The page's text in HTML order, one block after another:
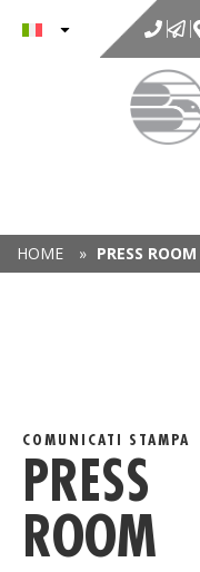
contenuto
HOME » PRESS ROOM
COMUNICATI STAMPA
PRESS
ROOM